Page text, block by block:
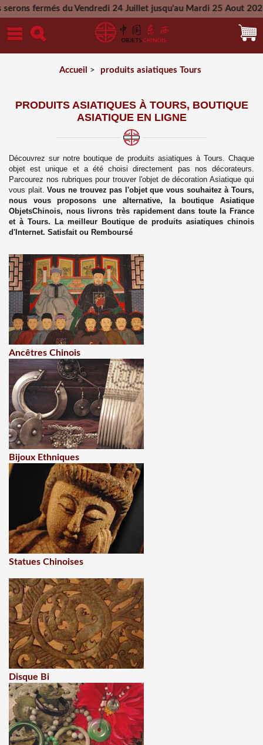
du Vendredi 24 Juillet jusqu'au Mardi 25 Aout 2026 -
Mercredi 26 Aout 2026
Accueil > produits asiatiques Tours
PRODUITS ASIATIQUES À TOURS, BOUTIQUE
ASIATIQUE EN LIGNE
Découvrez sur notre boutique de produits asiatiques à Tours. Chaque
objet est unique et a été choisi directement pas nos décorateurs.
Parcourez nos rubriques pour trouver l'objet de décoration Asiatique qui
vous plait.Vous ne trouvez pas l'objet que vous souhaitez àTours,
nous vous proposons une alternative, la boutique Asiatique
ObjetsChinois, nous livrons très rapidement dans toute la France
et à Tours. La meilleur Boutique de produits asiatiques chinois
d'Internet. Satisfait ou Remboursé
Ancêtres Chinois
Bijoux Ethniques
Statues Chinoises
Disque Bi